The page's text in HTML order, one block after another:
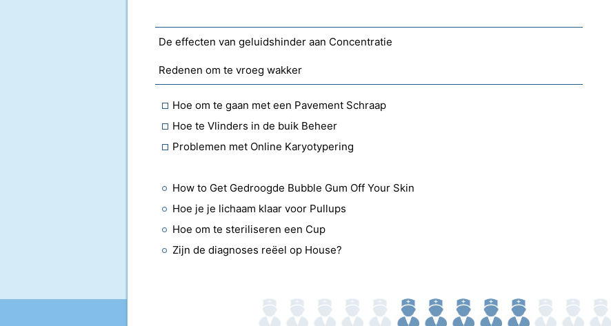
De effecten van geluidshinder aan Concentratie
Redenen om te vroeg wakker
Hoe om te gaan met een Pavement Schraap
Hoe te Vlinders in de buik Beheer
Problemen met Online Karyotypering
How to Get Gedroogde Bubble Gum Off Your Skin
Hoe je je lichaam klaar voor Pullups
Hoe om te steriliseren een Cup
Zijn de diagnoses reëel op House?